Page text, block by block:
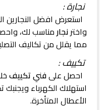
نجارة :
استعرض افضل النجارين
واخترنجارمناسب لك،
مما يقلل من تكاليف
تكييف :
احصل علىفني تكييف
استهلاك الكهرباء ويجنبك
الأعطال المتأخرة.